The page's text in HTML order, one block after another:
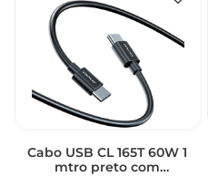
Cabo USB CL 165T 60W 1
mtro preto com